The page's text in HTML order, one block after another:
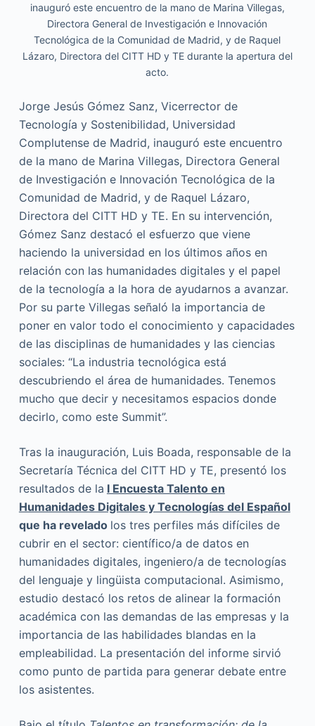
inauguró este encuentro de la mano de Marina Villegas,
Directora General de Investigación e Innovación
Tecnológica de la Comunidad de Madrid, y de Raquel
Lázaro, Directora del CITT HD y TE durante la apertura del
acto.
Jorge Jesús Gómez Sanz, Vicerrector de
Tecnología y Sostenibilidad, Universidad
Complutense de Madrid, inauguró este encuentro
de la mano de Marina Villegas, Directora General
de Investigación e Innovación Tecnológica de la
Comunidad de Madrid, y de Raquel Lázaro,
Directora del CITT HD y TE. En su intervención,
Gómez Sanz destacó el esfuerzo que viene
haciendo la universidad en los últimos años en
relación con las humanidades digitales y el papel
de la tecnología a la hora de ayudarnos a avanzar.
Por su parte Villegas señaló la importancia de
poner en valor todo el conocimiento y capacidades
de las disciplinas de humanidades y las ciencias
sociales: “La industria tecnológica está
descubriendo el área de humanidades. Tenemos
mucho que decir y necesitamos espacios donde
decirlo, como este Summit”.
Tras la inauguración, Luis Boada, responsable de la
Secretaría Técnica del CITT HD y TE, presentó los
resultados de la I Encuesta Talento en
Humanidades Digitales y Tecnologías del Español
que ha revelado los tres perfiles más difíciles de
cubrir en el sector: científico/a de datos en
humanidades digitales, ingeniero/a de tecnologías
del lenguaje y lingüista computacional. Asimismo,
estudio destacó los retos de alinear la formación
académica con las demandas de las empresas y la
importancia de las habilidades blandas en la
empleabilidad. La presentación del informe sirvió
como punto de partida para generar debate entre
los asistentes.